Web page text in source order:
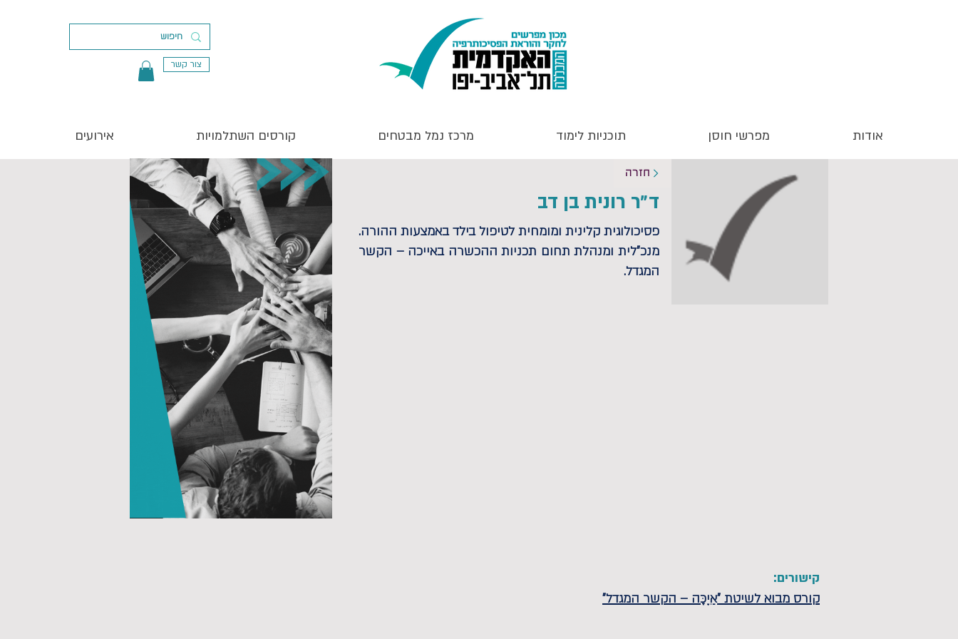
צור קשר
אודות מפרשי חוסן תוכניות לימוד מרכז נמל מבטחים קורסים השתלמויות אירועים
ד״ר רונית בן דב
חזרה
פסיכולוגית קלינית ומומחית לטיפול בילד באמצעות ההורה.
מנכ"לית ומנהלת תחום תכניות ההכשרה באייכה – הקשר
המגדל.
קישורים:
קורס מבוא לשיטת "אַיֶכָּה – הקשר המגדל"